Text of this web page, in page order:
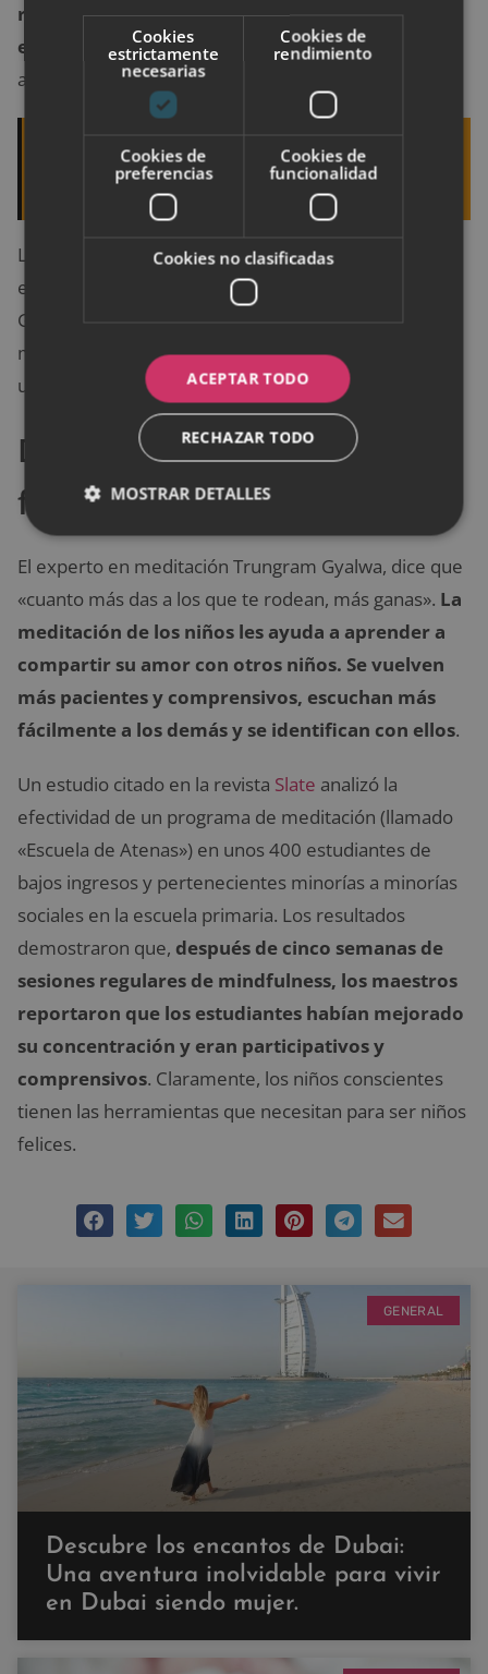
reaccionar a todos sus pensamientos y
emociones: pueden elegir cuáles merecen su
atención y respuesta.
Quizá te interese leer:
Trucos para empezar a
dar el biberón a tu bebé
Los niños con confianza en sí mismos están mejor
equipados para lidiar con situaciones desconocidas.
Gracias a esta adaptabilidad, se convierten en
mejores solucionadores de problemas y desarrollan
una apreciación más profunda de la vida.
Desarrolla la empatía y la
felicidad
El experto en meditación Trungram Gyalwa, dice que
«cuanto más das a los que te rodean, más ganas». La
meditación de los niños les ayuda a aprender a
compartir su amor con otros niños. Se vuelven
más pacientes y comprensivos, escuchan más
fácilmente a los demás y se identifican con ellos.
Un estudio citado en la revista Slate analizó la
efectividad de un programa de meditación (llamado
«Escuela de Atenas») en unos 400 estudiantes de
bajos ingresos y pertenecientes minorías a minorías
sociales en la escuela primaria. Los resultados
demostraron que, después de cinco semanas de
sesiones regulares de mindfulness, los maestros
reportaron que los estudiantes habían mejorado
su concentración y eran participativos y
comprensivos. Claramente, los niños conscientes
tienen las herramientas que necesitan para ser niños
felices.
GENERAL
Descubre los encantos de Dubai:
Una aventura inolvidable para vivir
en Dubai siendo mujer.
Cookies
estrictamente
necesarias
Cookies de
rendimiento
Cookies de
preferencias
Cookies de
funcionalidad
Cookies no clasificadas
ACEPTAR TODO
RECHAZAR TODO
MOSTRAR DETALLES